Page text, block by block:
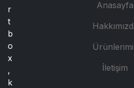
r
t
b
o
x
,
k
Anasayfa
İletişim